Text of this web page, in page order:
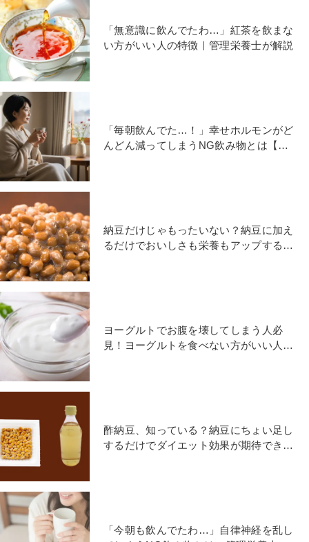
「無意識に飲んでたわ…」紅茶を飲まな
い方がいい人の特徴｜管理栄養士が解説
「毎朝飲んでた…！」幸せホルモンがど
んどん減ってしまうNG飲み物とは【管
納豆だけじゃもったいない？納豆に加え
るだけでおいしさも栄養もアップする野
ヨーグルトでお腹を壊してしまう人必
見！ヨーグルトを食べない方がいい人の
酢納豆、知っている？納豆にちょい足し
するだけでダイエット効果が期待できる
「今朝も飲んでたわ…」自律神経を乱し